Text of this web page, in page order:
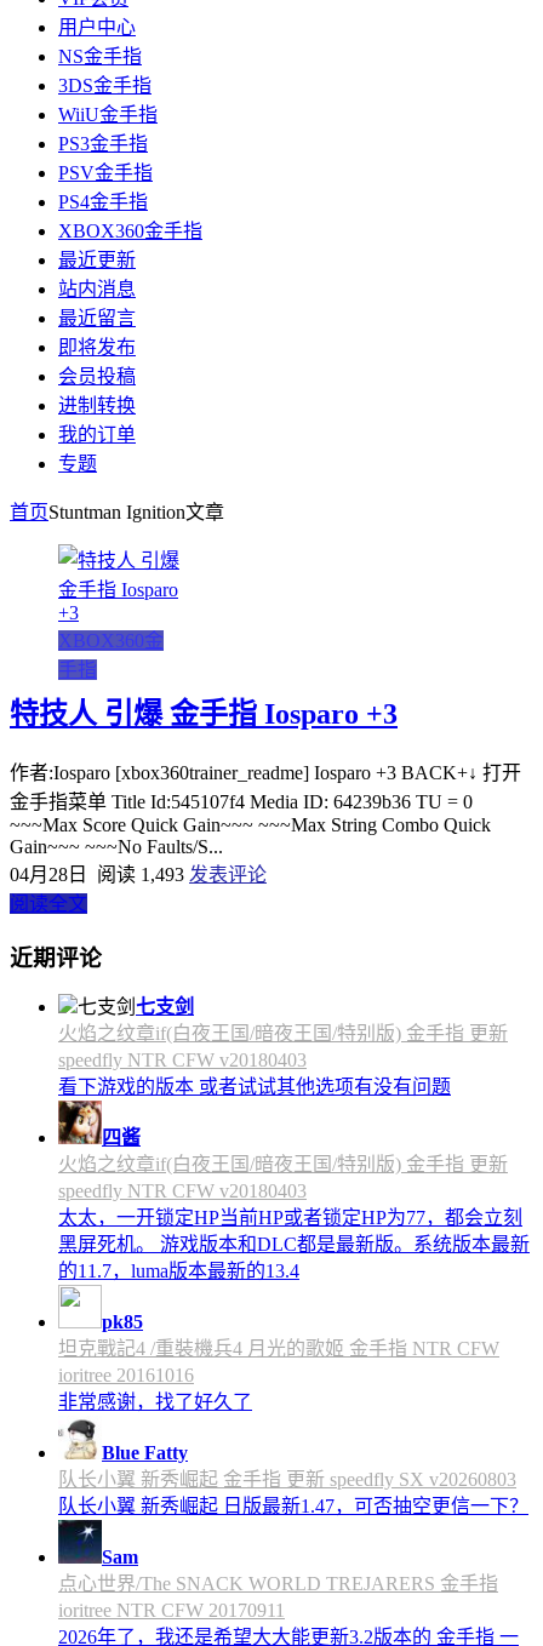
用户中心
NS金手指
3DS金手指
WiiU金手指
PS3金手指
PSV金手指
PS4金手指
XBOX360金手指
最近更新
站内消息
最近留言
即将发布
会员投稿
进制转换
我的订单
专题
首页Stuntman Ignition文章
XBOX360金
手指
特技人 引爆 金手指 Iosparo +3
作者:Iosparo [xbox360trainer_readme] Iosparo +3 BACK+↓ 打开
金手指菜单 Title Id:545107f4 Media ID: 64239b36 TU = 0
~~~Max Score Quick Gain~~~ ~~~Max String Combo Quick
Gain~~~ ~~~No Faults/S...
04月28日
阅读 1,493 发表评论
阅读全文
近期评论
七支剑
火焰之纹章if(白夜王国/暗夜王国/特别版) 金手指 更新
speedfly NTR CFW v20180403
看下游戏的版本 或者试试其他选项有没有问题
四酱
火焰之纹章if(白夜王国/暗夜王国/特别版) 金手指 更新
speedfly NTR CFW v20180403
太太，一开锁定HP当前HP或者锁定HP为77，都会立刻
黑屏死机。 游戏版本和DLC都是最新版。系统版本最新
的11.7，luma版本最新的13.4
pk85
坦克戰記4 /重裝機兵4 月光的歌姬 金手指 NTR CFW
ioritree 20161016
非常感谢，找了好久了
Blue Fatty
队长小翼 新秀崛起 金手指 更新 speedfly SX v20260803
队长小翼 新秀崛起 日版最新1.47，可否抽空更信一下？
Sam
点心世界/The SNACK WORLD TREJARERS 金手指
ioritree NTR CFW 20170911
2026年了，我还是希望大大能更新3.2版本的 金手指 一